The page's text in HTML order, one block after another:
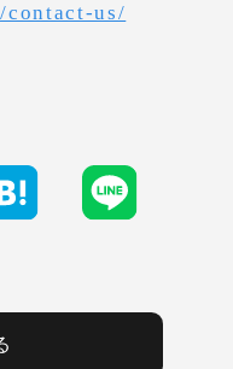
contact-us/